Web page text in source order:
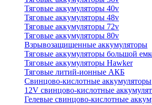
Тяговые аккумуляторы 40v
Тяговые аккумуляторы 48v
Тяговые аккумуляторы 72v
Тяговые аккумуляторы 80v
Взрывозащищенные аккумуляторы
Тяговые аккумуляторы большой
Тяговые аккумуляторы Hawker
Тяговые литий-ионные АКБ
Свинцово-кислотные аккумуляторы
12V свинцово-кислотные
Гелевые свинцово-кислотные